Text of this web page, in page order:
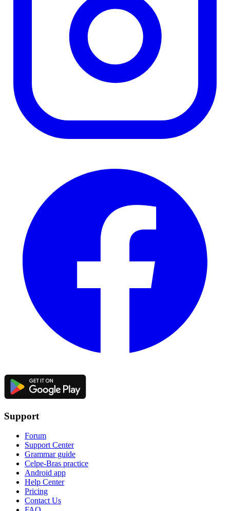
Support
Forum
Support Center
Grammar guide
Celpe-Bras practice
Android app
Help Center
Pricing
Contact Us